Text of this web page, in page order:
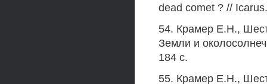
dead comet ? //
54. Крамер E.H.,
Земли и
184 с.
55. Крамер E.H.,